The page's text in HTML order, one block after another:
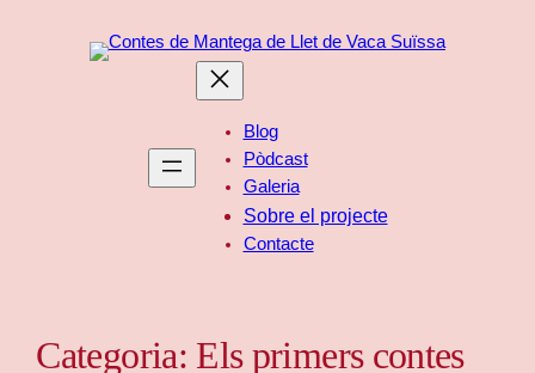
Blog
Pòdcast
Galeria
Sobre el projecte
Contacte
Categoria: Els primers contes